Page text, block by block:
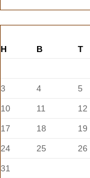
H B T
3 4 5
10 11 12
17 18 19
24 25 26
31